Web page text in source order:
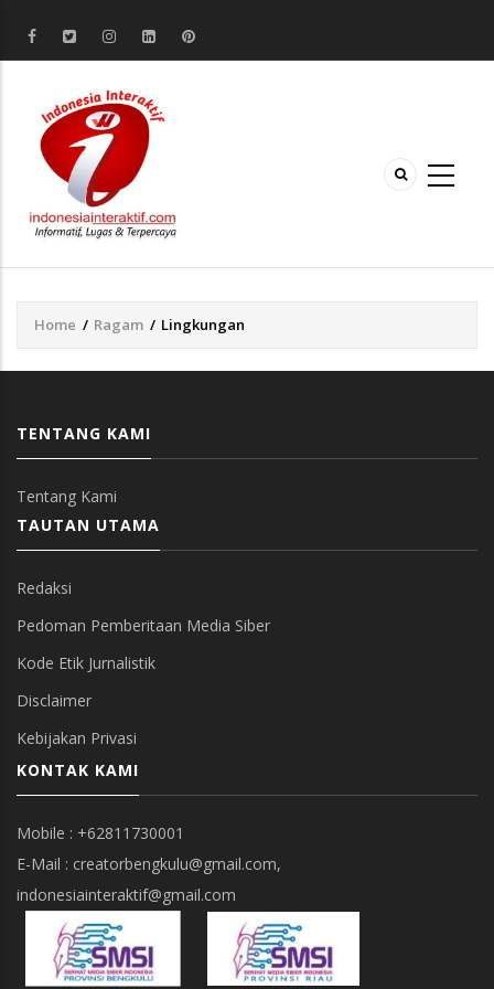
Breadcrumb
Home / Ragam / Lingkungan
TENTANG KAMI
Tentang Kami
TAUTAN UTAMA
Redaksi
Pedoman Pemberitaan Media Siber
Kode Etik Jurnalistik
Disclaimer
Kebijakan Privasi
KONTAK KAMI
Mobile : +62811730001
E-Mail : creatorbengkulu@gmail.com,
indonesiainteraktif@gmail.com